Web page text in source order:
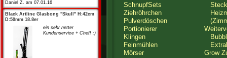
SchnupfSets
Ziehröhrchen
Pulverdöschen
Portionierer
Klingen
Feinmühlen
Mörser
Grow
Daniel Z. am 07.01.16
Black Artline Glasbong "Skull" H:42cm
D:50mm 18.8er
ein sehr netter
Kundenservice + Chef! :)